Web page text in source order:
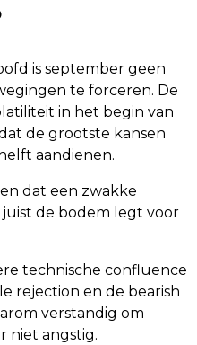
is september geen
te forceren. De
in het begin van
de grootste kansen
aandienen.
dat een zwakke
de bodem legt voor
technische confluence
rejection en de bearish
verstandig om
niet angstig.